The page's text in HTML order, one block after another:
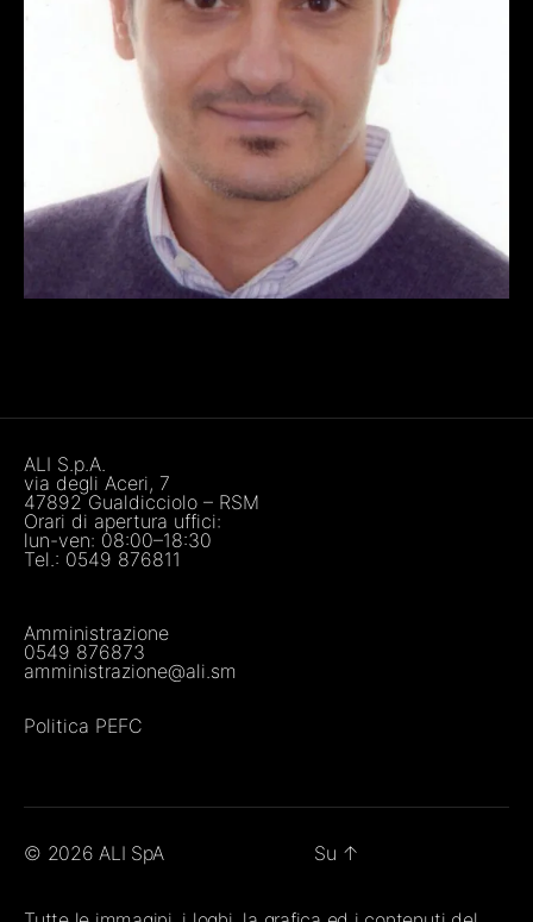
ALI S.p.A.
via degli Aceri, 7
47892 Gualdicciolo – RSM
Orari di apertura uffici:
lun-ven: 08:00–18:30
Tel.: 0549 876811
Amministrazione
0549 876873
amministrazione@ali.sm
Politica PEFC
© 2026ALI SpA Su ↑